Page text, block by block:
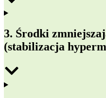
3. Środki
(stabilizacja